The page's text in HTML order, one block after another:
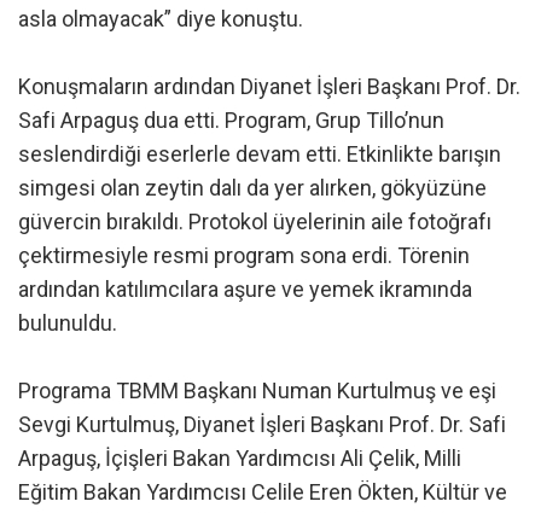
asla olmayacak” diye konuştu.
Konuşmaların ardından Diyanet İşleri Başkanı Prof. Dr.
Safi Arpaguş dua etti. Program, Grup Tillo’nun
seslendirdiği eserlerle devam etti. Etkinlikte barışın
simgesi olan zeytin dalı da yer alırken, gökyüzüne
güvercin bırakıldı. Protokol üyelerinin aile fotoğrafı
çektirmesiyle resmi program sona erdi. Törenin
ardından katılımcılara aşure ve yemek ikramında
bulunuldu.
Programa TBMM Başkanı Numan Kurtulmuş ve eşi
Sevgi Kurtulmuş, Diyanet İşleri Başkanı Prof. Dr. Safi
Arpaguş, İçişleri Bakan Yardımcısı Ali Çelik, Milli
Eğitim Bakan Yardımcısı Celile Eren Ökten, Kültür ve